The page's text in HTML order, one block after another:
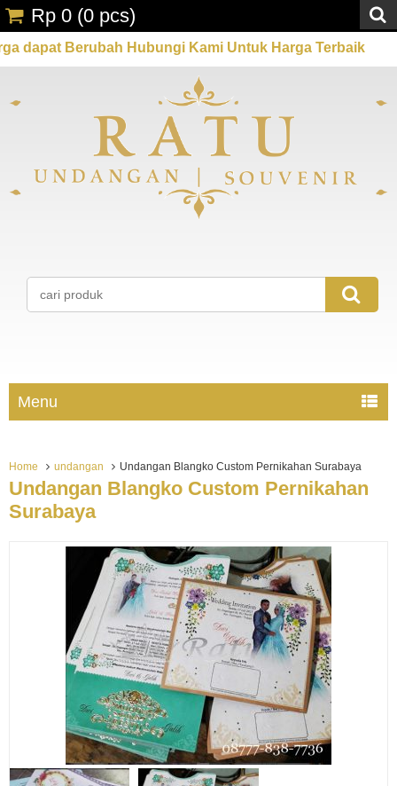
Hubungi Kami Untuk Harga Terbaik Promo
Rp 0 (0 pcs)
Menu
Home undangan Undangan Blangko Custom Pernikahan Surabaya
Undangan Blangko Custom Pernikahan
Surabaya